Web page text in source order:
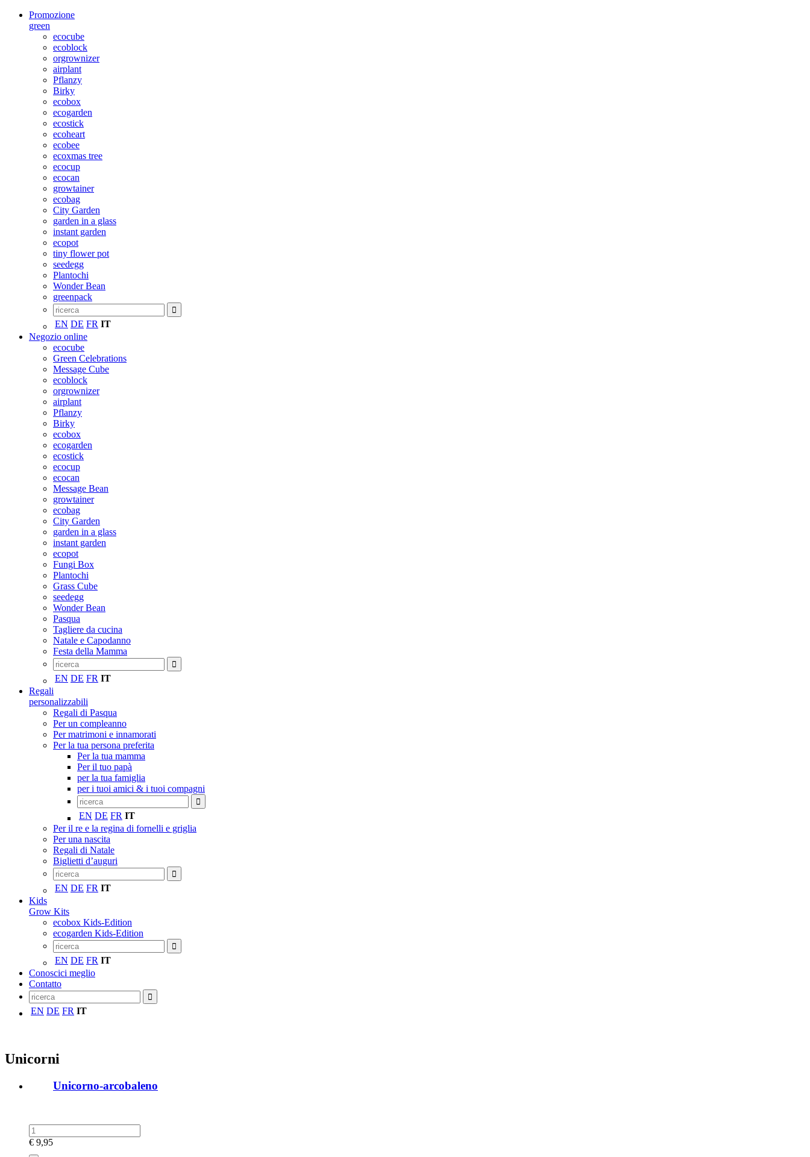
Promozione
green
ecocube
ecoblock
orgrownizer
airplant
Pflanzy
Birky
ecobox
ecogarden
ecostick
ecoheart
ecobee
ecoxmas tree
ecocup
ecocan
growtainer
ecobag
City Garden
garden in a glass
instant garden
ecopot
tiny flower pot
seedegg
Plantochi
Wonder Bean
greenpack
EN DE FR IT
Negozio online
ecocube
Green Celebrations
Message Cube
ecoblock
orgrownizer
airplant
Pflanzy
Birky
ecobox
ecogarden
ecostick
ecocup
ecocan
Message Bean
growtainer
ecobag
City Garden
garden in a glass
instant garden
ecopot
Fungi Box
Plantochi
Grass Cube
seedegg
Wonder Bean
Pasqua
Tagliere da cucina
Natale e Capodanno
Festa della Mamma
EN DE FR IT
Regali
personalizzabili
Regali di Pasqua
Per un compleanno
Per matrimoni e innamorati
Per la tua persona preferita
Per la tua mamma
Per il tuo papà
per la tua famiglia
per i tuoi amici & i tuoi compagni
EN DE FR IT
Per il re e la regina di fornelli e griglia
Per una nascita
Regali di Natale
Biglietti d’auguri
EN DE FR IT
Kids
Grow Kits
ecobox Kids-Edition
ecogarden Kids-Edition
EN DE FR IT
Conoscici meglio
Contatto
EN DE FR IT
Unicorni
Unicorno-arcobaleno
€ 9,95